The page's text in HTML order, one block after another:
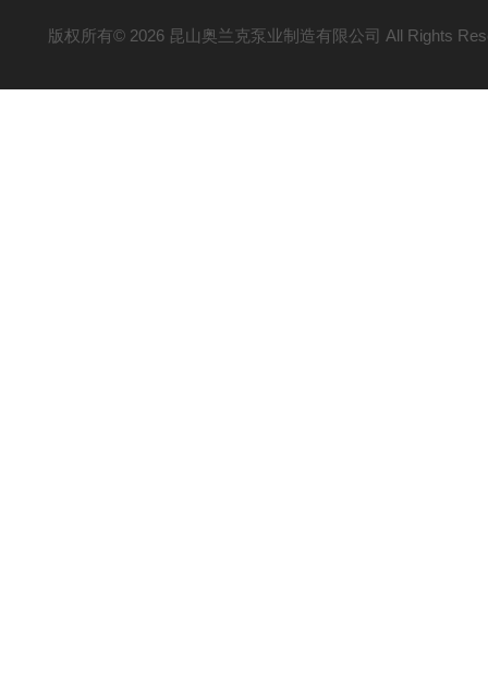
版权所有© 2026 昆山奥兰克泵业制造有限公司 All Rights